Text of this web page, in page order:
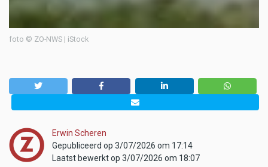
foto © ZO-NWS | iStock
Erwin Scheren
Gepubliceerd op 3/07/2026 om 17:14
Laatst bewerkt op 3/07/2026 om 18:07